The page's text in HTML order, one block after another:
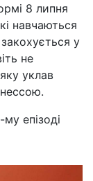
8 липня
навчаються
у
не
уклав
епізоді